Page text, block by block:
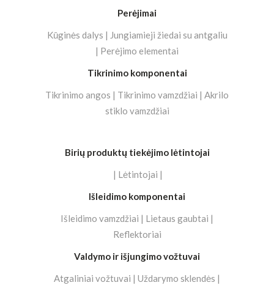
Perėjimai
Kūginės dalys | Jungiamieji žiedai su antgaliu
| Perėjimo elementai
Tikrinimo komponentai
Tikrinimo angos | Tikrinimo vamzdžiai | Akrilo
stiklo vamzdžiai
Birių produktų tiekėjimo lėtintojai
| Lėtintojai |
Išleidimo komponentai
Išleidimo vamzdžiai | Lietaus gaubtai |
Reflektoriai
Valdymo ir išjungimo vožtuvai
Atgaliniai vožtuvai | Uždarymo sklendės |